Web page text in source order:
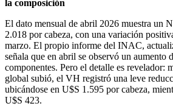
la composición
El dato mensual de abril 2026 muestra un
2.018 por cabeza, con una variación
marzo. El propio informe del INAC,
señala que en abril se observó un aumento
componentes. Pero el detalle es revelador:
global subió, el VH registró una leve
ubicándose en U$S 1.595 por cabeza,
U$S 423.